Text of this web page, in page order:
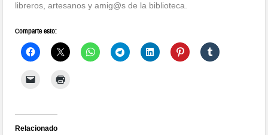
libreros, artesanos y amig@s de la biblioteca.
Comparte esto:
Relacionado